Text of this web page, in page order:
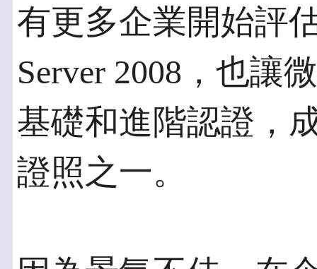
有更多企業開始評
Server 2008，也讓
基礎和進階認證，
證照之一。